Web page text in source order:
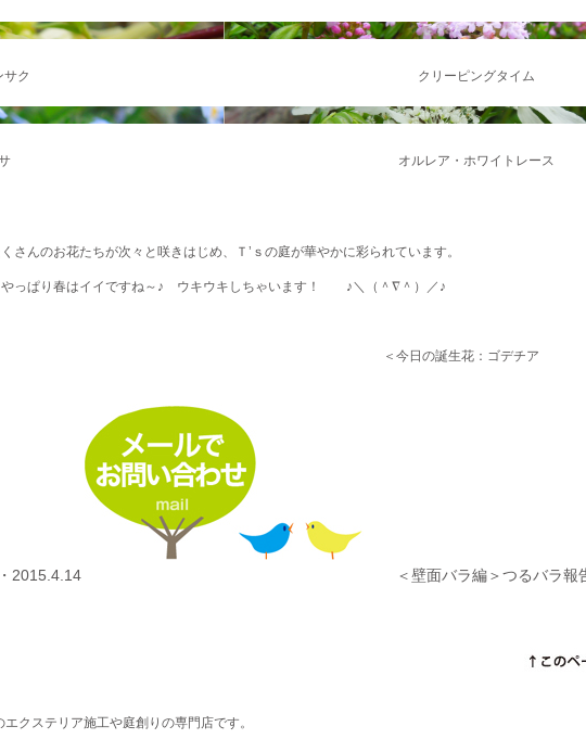
サク クリーピングタイム
オルレア・ホワイトレース
さんのお花たちが次々と咲きはじめ、Ｔ’ｓの庭が華やかに彩られています。
やっぱり春はイイですね～♪ ウキウキしちゃいます！ ♪＼（＾∇＾）／♪
：ゴデチア 花言葉：変わ
2015.4.14 ＜壁面バラ編＞つるバラ
クステリア施工や庭創りの専門店です。